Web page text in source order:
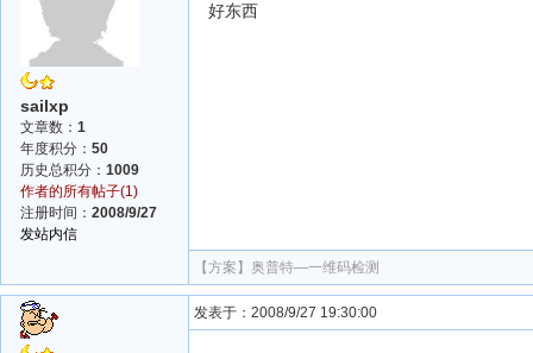
sailxp
文章数： 1
年度积分： 50
历史总积分： 1009
作者的所有帖子(1)
注册时间： 2008/9/27
发站内信
好东西
【方案】 奥普特—一维码检测
发表于：2008/9/27 19:30:00